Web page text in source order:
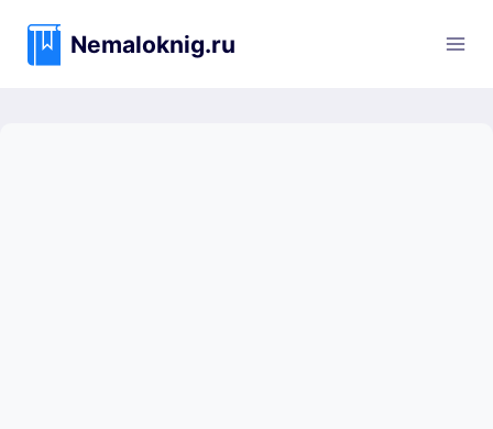
содержимому
Nemaloknig.ru